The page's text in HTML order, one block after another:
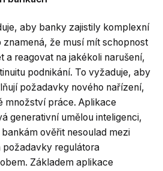
aby banky zajistily komplexní
znamená, že musí mít schopnost
a reagovat na jakékoli narušení,
podnikání. To vyžaduje, aby
požadavky nového nařízení,
množství práce. Aplikace
generativní umělou inteligenci,
ověřit nesoulad mezi
požadavky regulátora
Základem aplikace